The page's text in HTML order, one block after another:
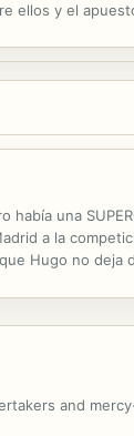
ellos y el
una
a la
Hugo no deja
and